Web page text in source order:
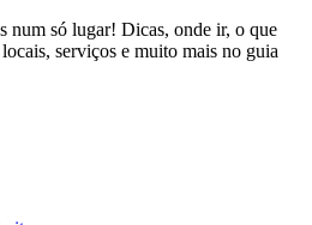
num só lugar! Dicas, onde ir, o que
serviços e muito mais no guia